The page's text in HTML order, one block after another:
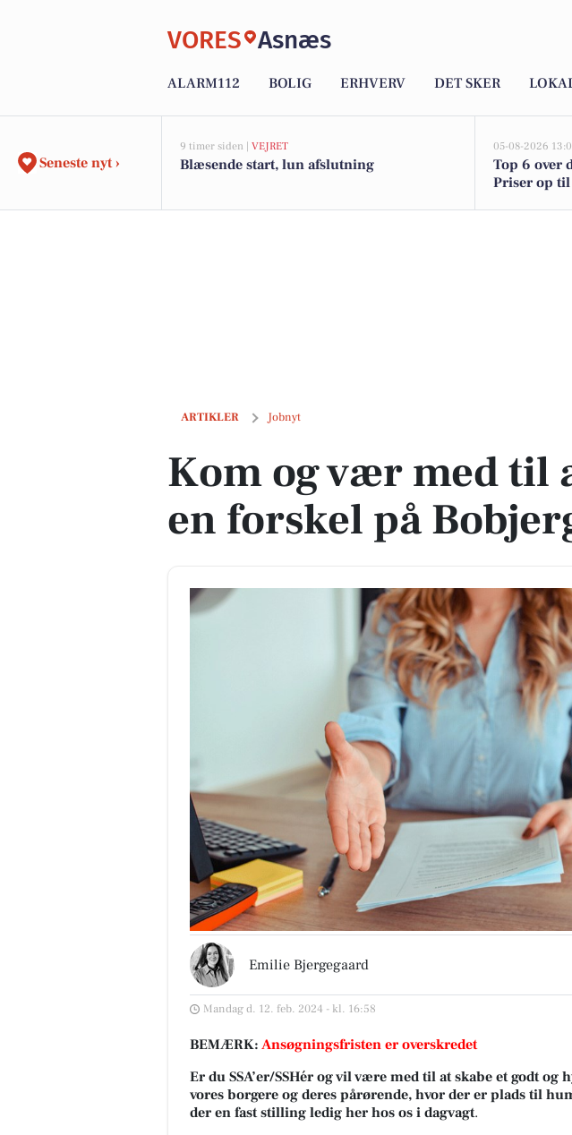
VORES Asnæs
ALARM112 BOLIG ERHVERV DET SKER
Seneste nyt ›
9 timer siden | VEJRET
Blæsende start, lun afslutning
05-08-2026
Top 6 over
Priser op
ARTIKLER Jobnyt
Kom og vær med til at gøre en forskel på Bobjergcentret
Kom og vær med til
en forskel på
Emilie Bjergegaard
Mandag d. 12. feb. 2024 - kl. 16:58
BEMÆRK: Ansøgningsfristen er overskredet
Er du SSA’er/SSHér og vil være med til at skabe et godt og
vores borgere og deres pårørende, hvor der er plads til
der en fast stilling ledig her hos os i dagvagt.